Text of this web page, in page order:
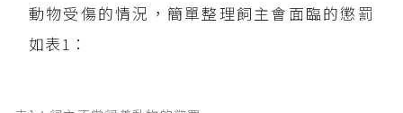
動物受傷的情況，簡單整理飼主會面臨的懲罰
如表1：